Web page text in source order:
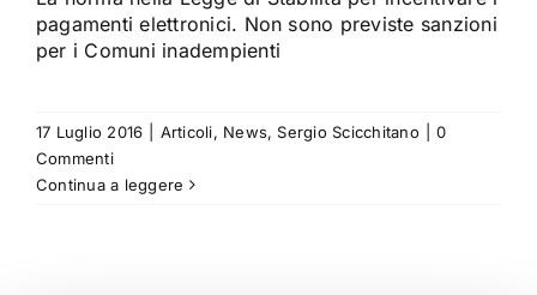
pagamenti elettronici. Non sono previste sanzioni
per i Comuni inadempienti
17 Luglio 2016 Articoli, News,Sergio Scicchitano
0
Commenti
Continua a leggere